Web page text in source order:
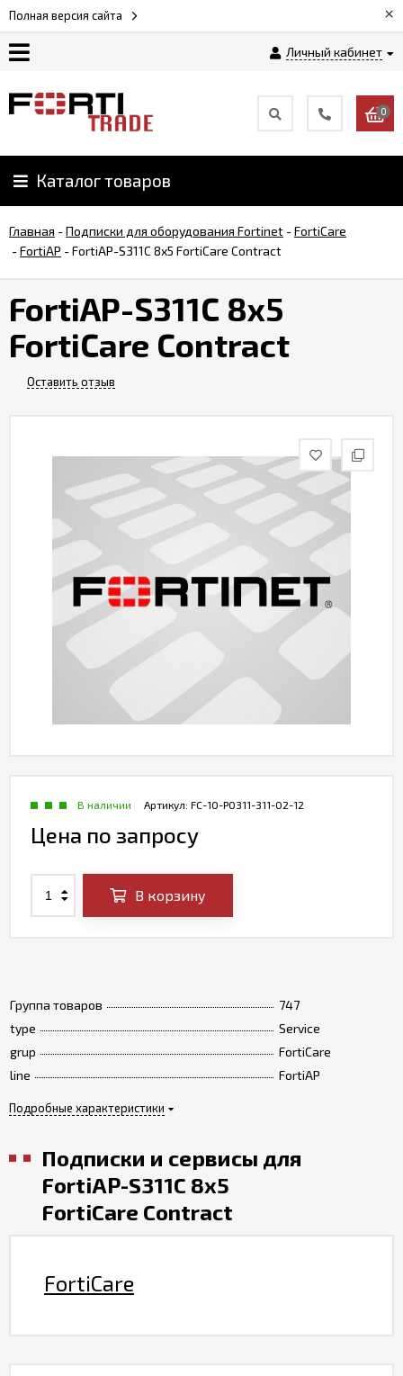
Полная версия сайта ×
Личный кабинет
Как
Доставка
и
оплата
0
Каталог товаров
Главная -Подписки для оборудования Fortinet -FortiCare
-FortiAP -FortiAP-S311C 8x5 FortiCare Contract
FortiAP-S311C 8x5
FortiCare Contract
Оставить отзыв
Группа товаров
747
type
Service
grup
FortiCare
line
FortiAP
Подробные характеристики
Артикул: FC-10-P0311-311-02-12
В наличии
Цена по запросу
В корзину
Подписки и сервисы для
FortiAP-S311C 8x5
FortiCare Contract
FortiCare